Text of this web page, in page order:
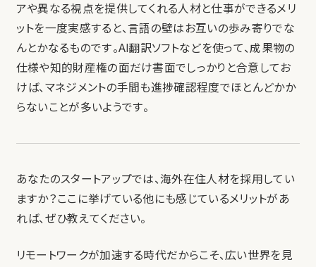
アや異なる視点を提供してくれる人材と仕事ができるメリ
ットを一度実感すると、言語の壁はお互いの歩み寄りでな
んとかなるものです。AI翻訳ソフトなどを使って、成果物の
仕様や知的財産権の面だけ書面でしっかりと合意してお
けば、マネジメントの手間も進捗確認程度でほとんどかか
らないことが多いようです。
あなたのスタートアップでは、海外在住人材を採用してい
ますか？ここに挙げている他にも感じているメリットがあ
れば、ぜひ教えてください。
リモートワークが加速する時代だからこそ、広い世界を見